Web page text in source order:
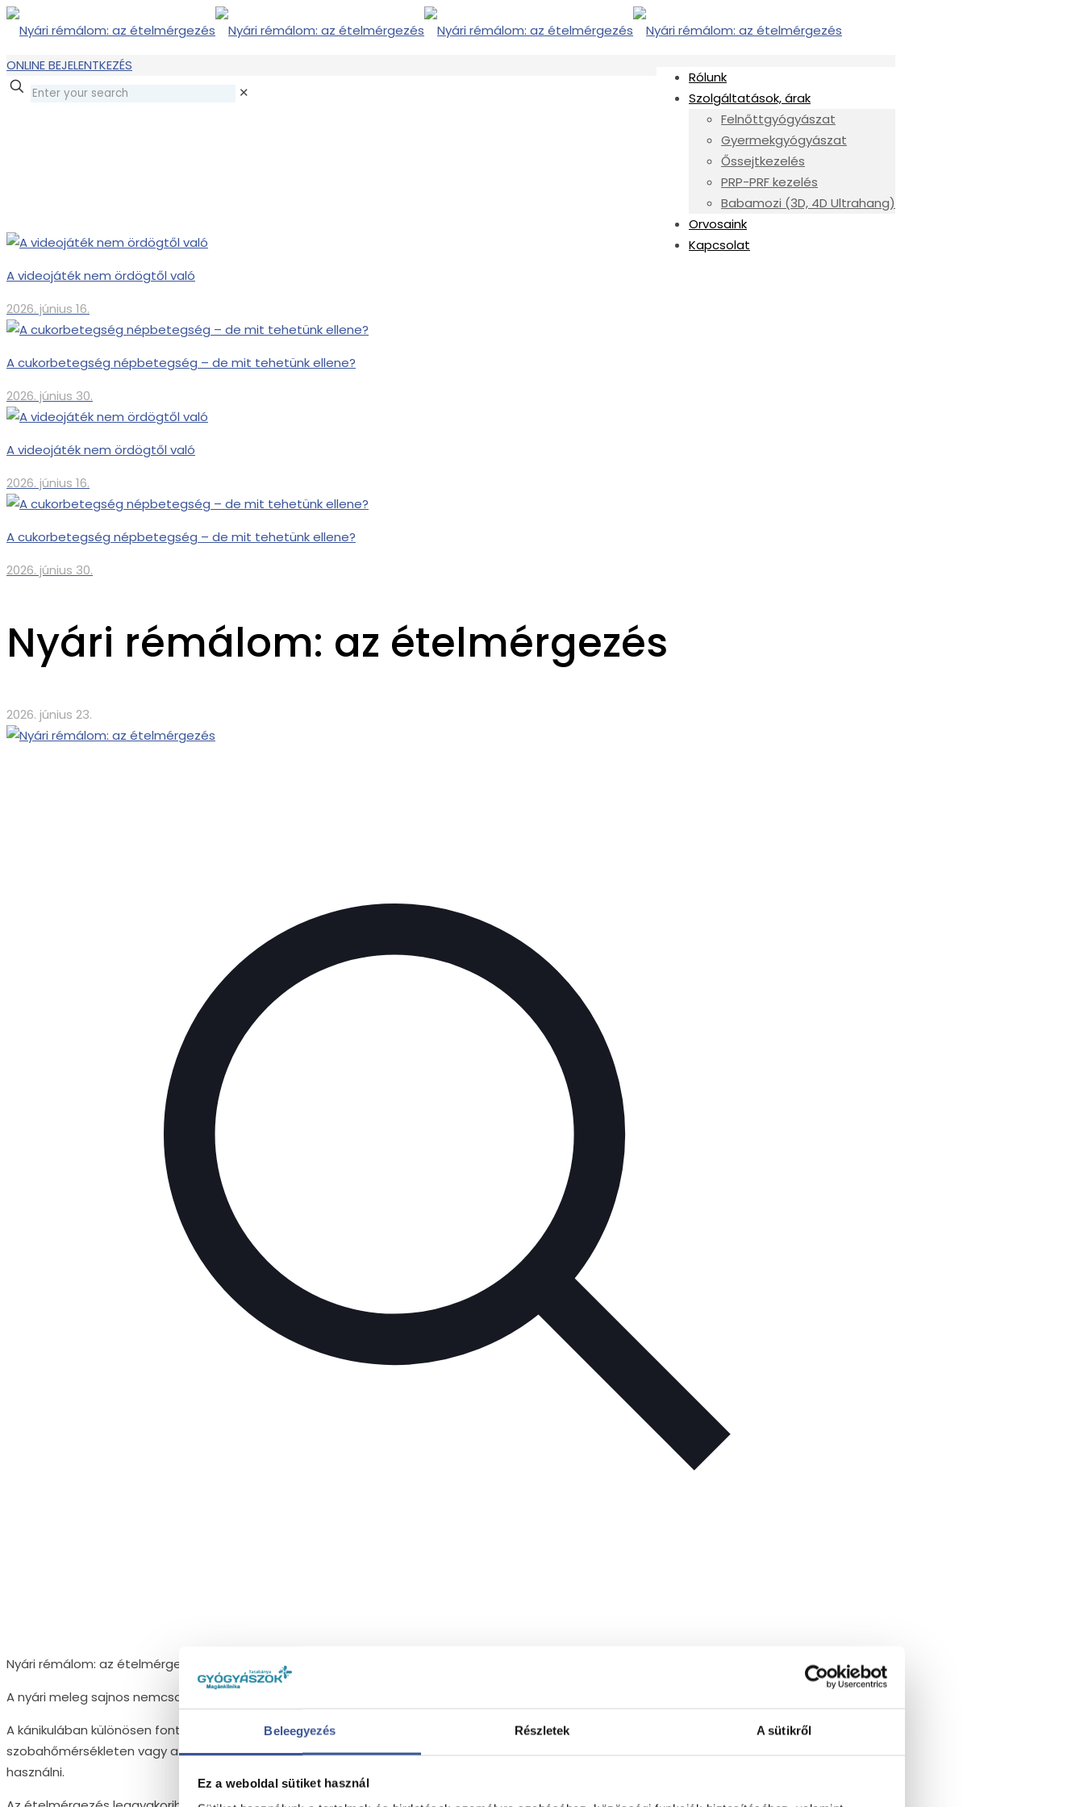
Beleegyezés Részletek A sütikről
Ez a weboldal sütiket használ
Rólunk
Szolgáltatások, árak
Felnőttgyógyászat
Gyermekgyógyászat
Őssejtkezelés
PRP-PRF kezelés
Babamozi (3D, 4D Ultrahang)
Orvosaink
Kapcsolat
ONLINE BEJELENTKEZÉS
✕
A videojáték nem ördögtől való
2026. június 16.
A cukorbetegség népbetegség – de mit tehetünk ellene?
2026. június 30.
A videojáték nem ördögtől való
2026. június 16.
A cukorbetegség népbetegség – de mit tehetünk ellene?
2026. június 30.
Nyári rémálom: az ételmérgezés
2026. június 23.
Nyári rémálom: az ételmérgezés
A nyári meleg sajnos nemcsak a strandolásról és a grillezésekről szólhat – a meleg idő az ételmérgezések kockázatát is növeli.
A kánikulában különösen fontos a húsok, tejtermékek, tojásos ételek és készételek megfelelő tárolása. Ne hagyjuk ezeket hosszabb ideig
szobahőmérsékleten vagy a napon, a maradékot minél előbb tegyük hűtőbe. Piknikezéshez, de már rövidebb utazáshoz is érdemes hűtőtáskát
használni.